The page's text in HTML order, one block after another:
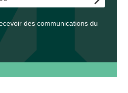
des communications du